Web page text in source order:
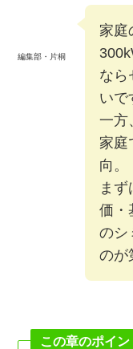
編集部・片桐
家庭
なら
いで
一方
家庭
向。
ま
価・
のシ
のが
この章のポイン